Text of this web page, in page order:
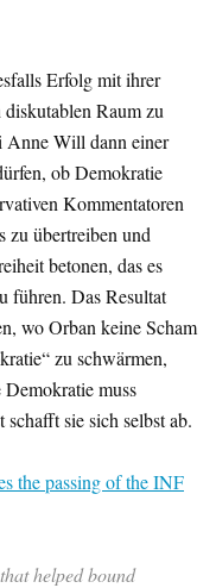
Erfolg mit ihrer
Raum zu
Anne Will dann einer
ob Demokratie
Kommentatoren
zu übertreiben und
betonen, das es
führen. Das Resultat
wo Orban keine Scham
zu schwärmen,
muss
sie sich selbst ab.
the passing of the INF
helped bound